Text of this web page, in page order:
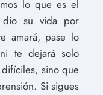
lo que es el
dio su vida por
amará, pase lo
te dejará solo
sino que
Si sigues